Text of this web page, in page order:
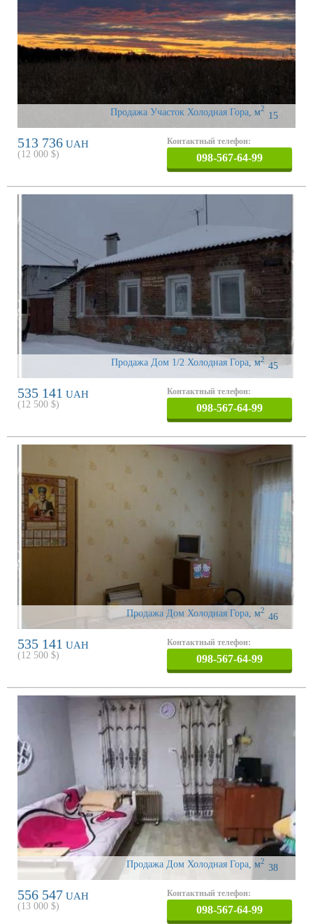
Продажа Участок Холодная Гора 15
м2
513 736 UAH
(12 000 $)
Контактный телефон:
098-567-64-99
Продажа Дом 1/2 Холодная Гора, 45
м2
535 141 UAH
(12 500 $)
Контактный телефон:
098-567-64-99
Продажа Дом Холодная Гора, 46
м2
535 141 UAH
(12 500 $)
Контактный телефон:
098-567-64-99
Продажа Дом Холодная Гора, 38
м2
556 547 UAH
(13 000 $)
Контактный телефон:
098-567-64-99